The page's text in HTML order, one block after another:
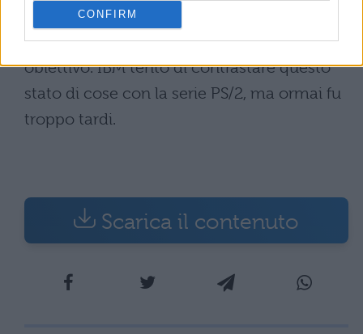
CONFIRM
decisero di produrre PC compatibili e
nacquero poi nuove società con lo stesso
obiettivo. IBM tentò di contrastare questo
stato di cose con la serie PS/2, ma ormai fu
troppo tardi.
Scarica il contenuto